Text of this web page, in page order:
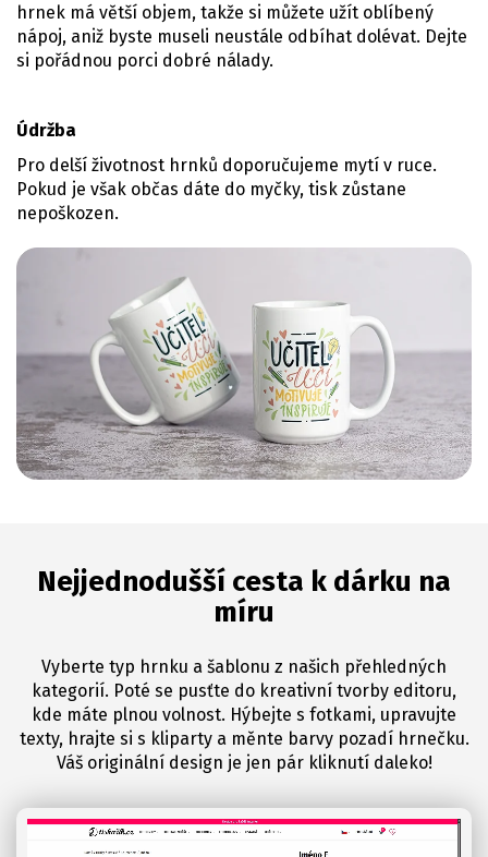
hrnek má větší objem, takže si můžete užít oblíbený
nápoj, aniž byste museli neustále odbíhat dolévat. Dejte
si pořádnou porci dobré nálady.
Údržba
Pro delší životnost hrnků doporučujeme mytí v ruce.
Pokud je však občas dáte do myčky, tisk zůstane
nepoškozen.
Nejjednodušší cesta k dárku na
míru
Vyberte typ hrnku a šablonu z našich přehledných
kategorií. Poté se pusťte do kreativní tvorby editoru,
kde máte plnou volnost. Hýbejte s fotkami, upravujte
texty, hrajte si s kliparty a měnte barvy pozadí hrnečku.
Váš originální design je jen pár kliknutí daleko!